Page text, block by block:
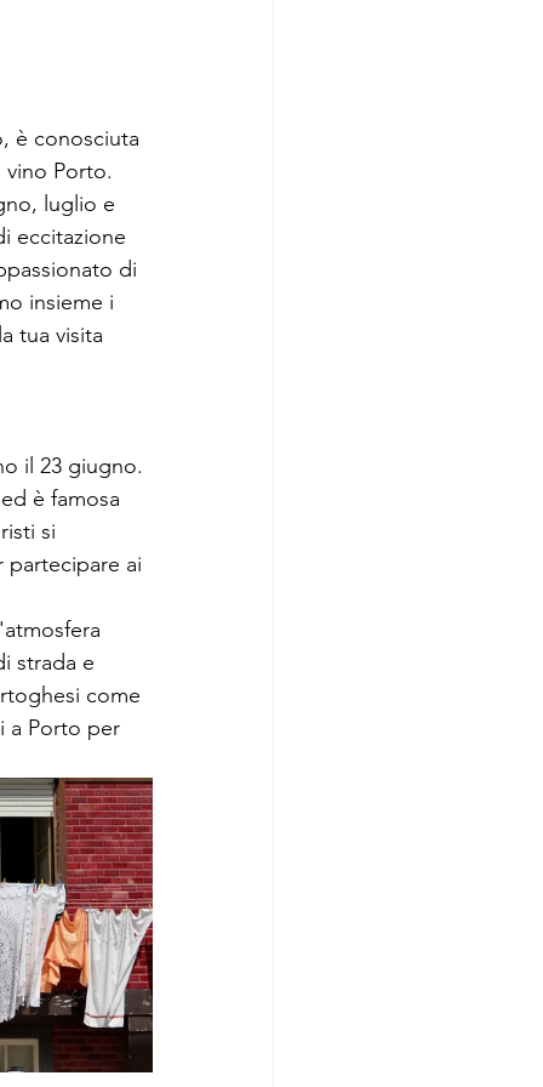
è conosciuta
Porto.
luglio e
eccitazione
di
insieme i
tua visita
il 23 giugno.
è famosa
si
ai
strada e
come
a Porto per